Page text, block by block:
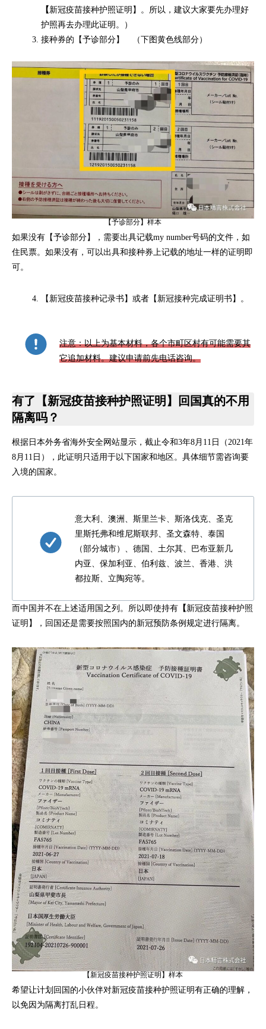
【 新冠疫苗接种护照证明】。所以，建议大家要先办理好
护照再去办理此证明。）
接种券的【予诊部分】 （下图黄色线部分）
【予诊部分】样本
如果没有【予诊部分】，需要出具记载my number号码的文件，如
住民票。如果没有，可以出具和接种券上记载的地址一样的证明即
可。
【新冠疫苗接种记录书】或者【新冠接种完成证明书】。
注意：以上为基本材料，各个市町区村有可能需要其
它追加材料。建议申请前先电话咨询。
有了【新冠疫苗接种护照证明】回国真的不用
隔离吗？
根据日本外务省海外安全网站显示，截止令和3年8月11日（2021年
8月11日），此证明只适用于以下国家和地区。具体细节需咨询要
入境的国家。
意大利、澳洲、斯里兰卡、斯洛伐克、圣克
里斯托弗和维尼斯联邦、圣文森特、泰国
（部分城市）、德国、土尔其、巴布亚新几
内亚、保加利亚、伯利兹、波兰、香港、洪
都拉斯、立陶宛等。
而中国并不在上述适用国之列。所以即使持有 【 新冠疫苗接种护照
证明】，回国还是需要按照国内的新冠预防条例规定进行隔离。
【新冠疫苗接种护照证明】样本
希望让计划回国的小伙伴对新冠疫苗接种护照证明有正确的理解，
以免因为隔离打乱日程。